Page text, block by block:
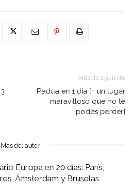
Artículo siguiente
Padua en 1 día [+ un lugar
maravilloso que no te
podés perder]
Más del autor
Europa en 20 días: París,
Ámsterdam y Bruselas